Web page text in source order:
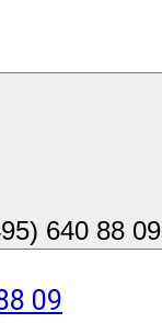
640 88 09
09